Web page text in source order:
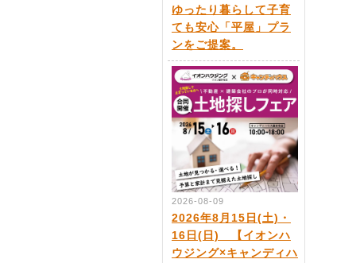
ゆったり暮らして子育
ても安心「平屋」プラ
ンをご提案。
2026-08-09
2026年8月15日(土)・
16日(日) 【イオンハ
ウジング×キャンディハ